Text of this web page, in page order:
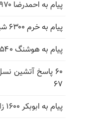
پیام به احمدرضا ۱۹۷۰ اصفهان
پیام به خرم ۶۳۰۰ شیراز
پیام به هوشنگ ۵۴۰ مشهد
۶۰ پاسخ آتشین
۶۷
پیام به ابوبکر ۱۶۰۰ زاهدان